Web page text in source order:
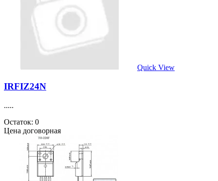
Quick View
IRFIZ24N
.....
Остаток: 0
Цена договорная